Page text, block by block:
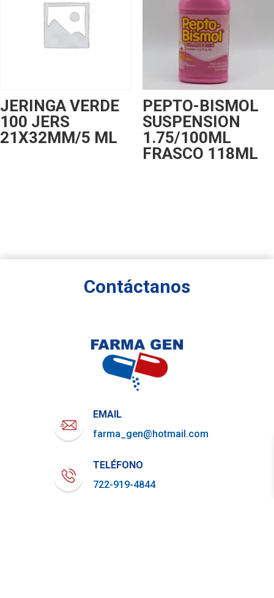
JERINGA VERDE
100 JERS
21X32MM/5 ML
PEPTO-BISMOL
SUSPENSION
1.75/100ML
FRASCO 118ML
Contáctanos
EMAIL
farma_gen@hotmail.com
TELÉFONO
722-919-4844